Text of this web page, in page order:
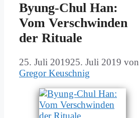
By­ung-Chul Han:
Vom Ver­schwin­den
der Ri­tua­le
25. Juli 201925. Juli 2019 von
Gregor Keuschnig